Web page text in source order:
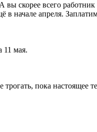
скорее всего
в начале апреля.
11 мая.
пока настоящее